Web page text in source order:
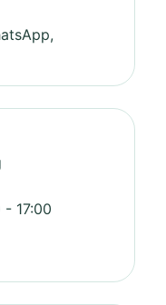
- 17:00